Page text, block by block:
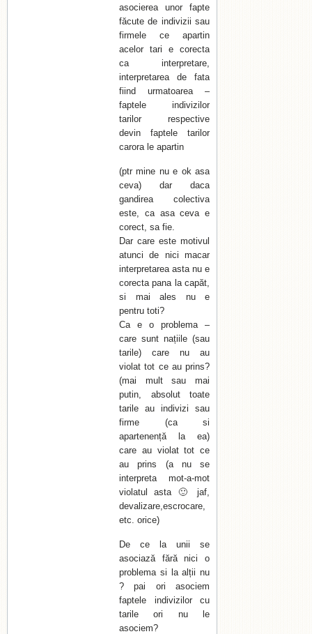
asocierea unor fapte
făcute de indivizii sau
firmele ce apartin
acelor tari e corecta
ca interpretare,
interpretarea de fata
fiind urmatoarea –
faptele indivizilor
tarilor respective
devin faptele tarilor
carora le apartin
(ptr mine nu e ok asa
ceva) dar daca
gandirea colectiva
este, ca asa ceva e
corect, sa fie.
Dar care este motivul
atunci de nici macar
interpretarea asta nu e
corecta pana la capăt,
si mai ales nu e
pentru toti?
Ca e o problema –
care sunt națiile (sau
tarile) care nu au
violat tot ce au prins?
(mai mult sau mai
putin, absolut toate
tarile au indivizi sau
firme (ca si
apartenență la ea)
care au violat tot ce
au prins (a nu se
interpreta mot-a-mot
violatul asta 🙂 jaf,
devalizare,escrocare,
etc. orice)
De ce la unii se
asociază fără nici o
problema si la alții nu
? pai ori asociem
faptele indivizilor cu
tarile ori nu le
asociem?